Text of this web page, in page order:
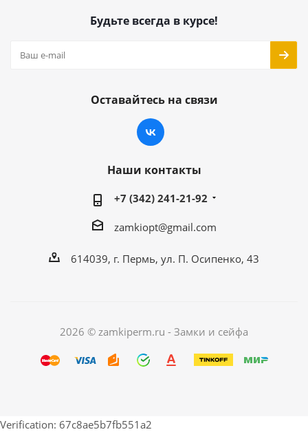
Будьте всегда в курсе!
Оставайтесь на связи
Наши контакты
+7 (342) 241-21-92
zamkiopt@gmail.com
614039, г. Пермь, ул. П. Осипенко, 43
2026 © zamkiperm.ru - Замки и сейфа
Verification: 67c8ae5b7fb551a2